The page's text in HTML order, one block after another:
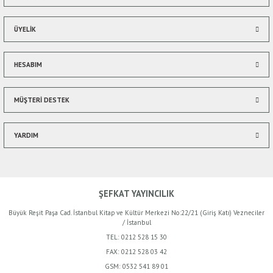
ÜYELİK
HESABIM
MÜŞTERİ DESTEK
YARDIM
ŞEFKAT YAYINCILIK
Büyük Reşit Paşa Cad. İstanbul Kitap ve Kültür Merkezi No:22/21 (Giriş Katı) Vezneciler
/ İstanbul
TEL: 0212 528 15 30
FAX: 0212 528 03 42
GSM: 0532 541 89 01